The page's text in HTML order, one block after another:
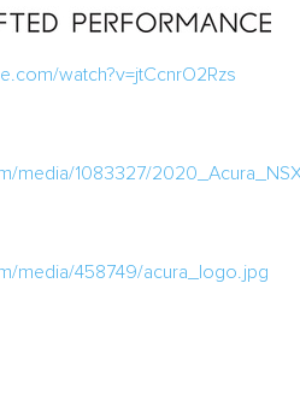
watch?v=jtCcnrO2Rzs
media/1083327/
media/458749/acura_logo.jpg